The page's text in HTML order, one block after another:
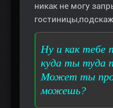
никак не могу
Ну и как тебе
куда ты туда
Может ты
можешь?